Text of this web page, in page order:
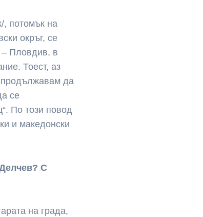
потомък на
окръг, се
Пловдив, в
Тоест, аз
да
се
По този повод
и македонски
С
на града,